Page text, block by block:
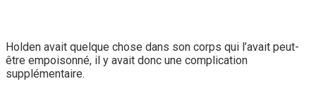
Holden avait quelque chose dans son corps qui l’avait peut-
être empoisonné, il y avait donc une complication
supplémentaire.